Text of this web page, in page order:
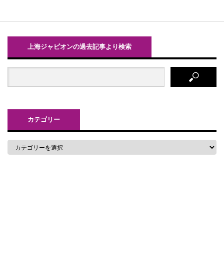
上海ジャピオンの過去記事より検索
カテゴリー